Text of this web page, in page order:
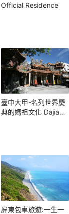
Official Residence
臺中大甲-名列世界慶
典的媽祖文化 Dajia
屏東包車旅遊:一生一